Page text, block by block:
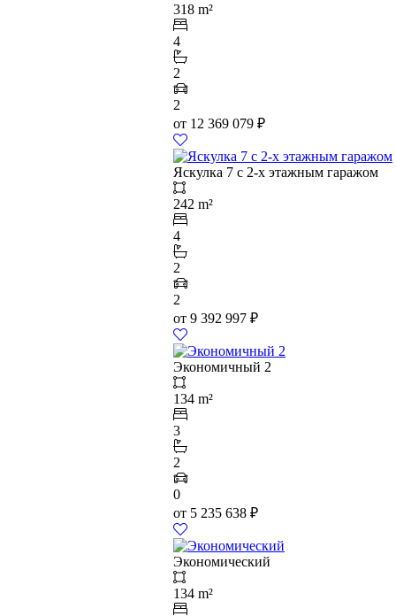
318 m²
4
2
2
от 12 369 079 ₽
Яскулка 7 с 2-х этажным гаражом
242 m²
4
2
2
от 9 392 997 ₽
Экономичный 2
134 m²
3
2
0
от 5 235 638 ₽
Экономический
134 m²